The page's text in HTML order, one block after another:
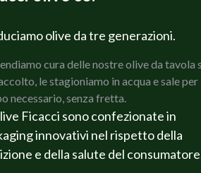
olive da tre generazioni.
cura delle nostre olive da tavola
le stagioniamo in acqua e sale per
necessario, senza fretta.
Ficacci sono confezionate in
innovativi nel rispetto della
e della salute del